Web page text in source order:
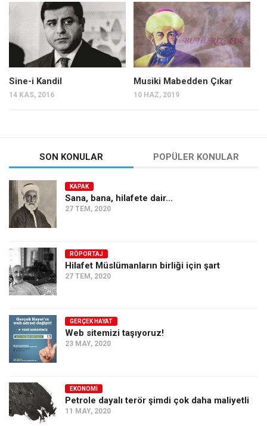
Mehmet Ali Tekin
Abir E. Nahas
Amina S. Jenenkovic
Bağdagül Öz
Esra Elönü
Tüm Sayılar
Kategoriler
Kültür Sanat
Kitap
7 soruda bu hafta
Ekonomi
Manzara
Sağlık
Gıda-Beslenme
Hayat
Türkiye
Siyaset
Sine-i Kandil
14 KAS, 2016
Musiki Mabedden Çıkar
10 HAZ, 2019
SON KONULAR POPÜLER KONULAR
KAPAK
Sana, bana, hilafete dair…
27 TEM, 2020
RÖPORTAJ
Hilafet Müslümanların birliği için şart
27 TEM, 2020
GERÇEK HAYAT
Web sitemizi taşıyoruz!
23 MAY, 2020
EKONOMI
Petrole dayalı terör şimdi çok daha maliyetli
11 MAY, 2020